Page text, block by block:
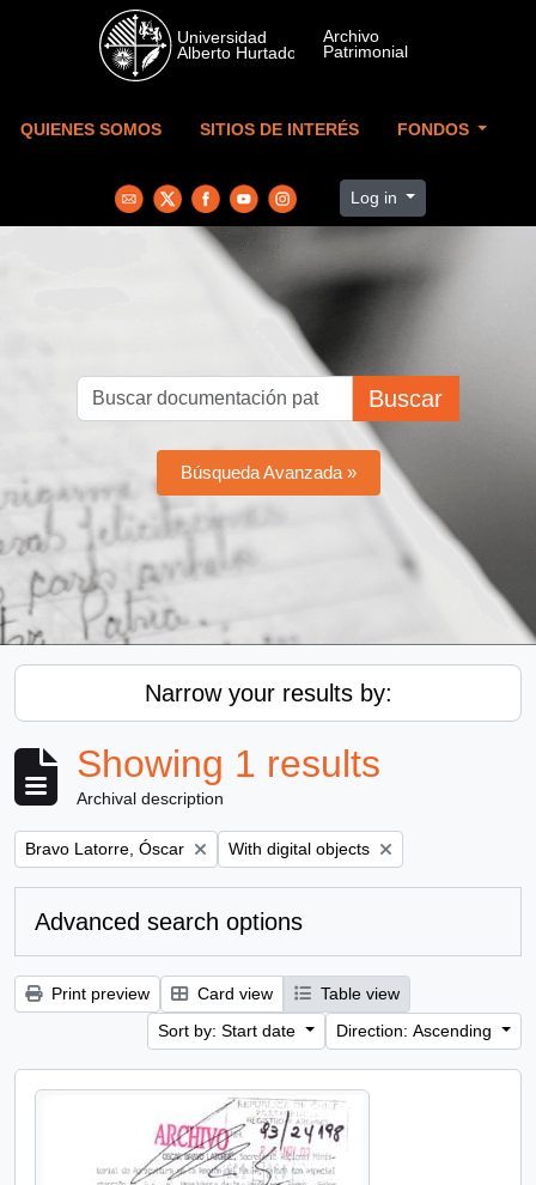
Skip to main content
QUIENES SOMOS SITIOS DE INTERÉS FONDOS
Log in
Buscar
Búsqueda Avanzada »
Narrow your results by:
Showing 1 results
Archival description
Remove filter:
Bravo Latorre, Óscar Remove filter:
With digital objects
Advanced search options
Print preview Card view
Table view
Sort by: Start date
Direction: Ascending